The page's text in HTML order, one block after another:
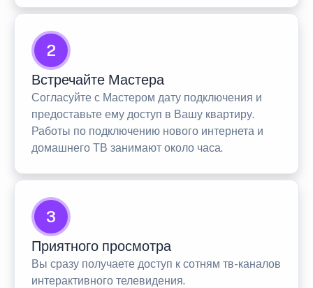
2
Встречайте Мастера
Согласуйте с Мастером дату подключения и
предоставьте ему доступ в Вашу квартиру.
Работы по подключению нового интернета и
домашнего ТВ занимают около часа.
3
Приятного просмотра
Вы сразу получаете доступ к сотням тв-каналов
интерактивного телевидения.